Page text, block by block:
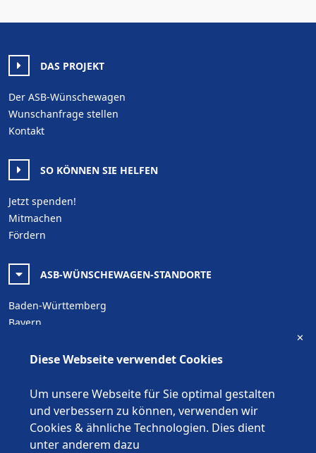
DAS PROJEKT
Der ASB-Wünschewagen
Wunschanfrage stellen
Kontakt
SO KÖNNEN SIE HELFEN
Jetzt spenden!
Mitmachen
Fördern
ASB-WÜNSCHEWAGEN-STANDORTE
Baden-Württemberg
Bayern
Brandenburg
Hamburg
Hessen
Mecklenburg-Vorpommern
Niedersachsen
Diese Webseite verwendet Cookies
Um unsere Webseite für Sie optimal gestalten
und verbessern zu können, verwenden wir
Cookies & ähnliche Technologien. Dies dient
unter anderem dazu
✕